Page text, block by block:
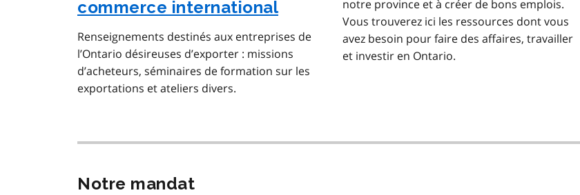
commerce international
Renseignements destinés aux entreprises de
l’Ontario désireuses d’exporter : missions
d’acheteurs, séminaires de formation sur les
exportations et ateliers divers.
notre province et à créer de bons emplois.
Vous trouverez ici les ressources dont vous
avez besoin pour faire des affaires, travailler
et investir en Ontario.
Notre mandat